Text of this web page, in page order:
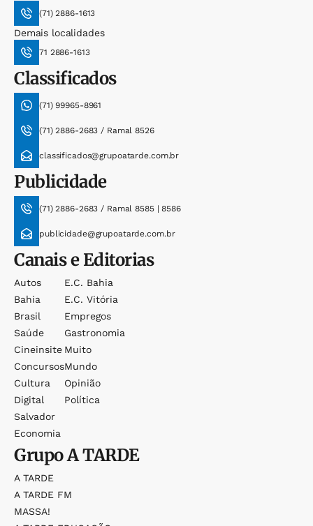
(71) 2886-1613
Demais localidades
71 2886-1613
Classificados
(71) 99965-8961
(71) 2886-2683 / Ramal 8526
classificados@grupoatarde.com.br
Publicidade
(71) 2886-2683 / Ramal 8585 | 8586
publicidade@grupoatarde.com.br
Canais e Editorias
Autos
Bahia
Brasil
Saúde
Cineinsite
Concursos
Cultura
Digital
Salvador
Economia
E.c. Bahia
E.c. Vitória
Empregos
Gastronomia
Muito
Mundo
Opinião
Política
GrupoA TARDE
A TARDE
A TARDE FM
MASSA!